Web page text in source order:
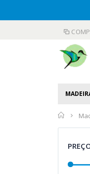
Início